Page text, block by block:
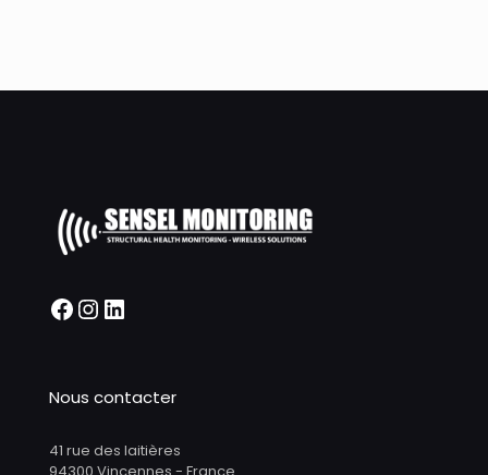
Nous contacter
41 rue des laitières
94300 Vincennes - France